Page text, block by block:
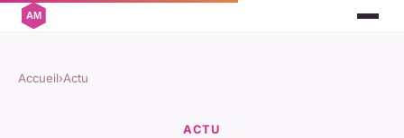
Accueil›Actu
ACTU